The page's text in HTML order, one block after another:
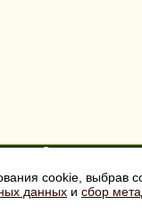
Саженцы
Садовая мебель
Садовый инвентарь
Товары для пикника
cookie, выбрав
данных и сбор